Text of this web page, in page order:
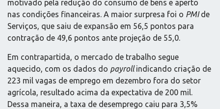
motivado pela redução do consumo de bens e aperto
nas condições financeiras. A maior surpresa foi o PMIde
Serviços, que saiu de expansão em 56,5 pontos para
contração de 49,6 pontos ante projeção de 55,0.
Em contrapartida, o mercado de trabalho segue
aquecido, com os dados do payrollindicando criação de
223 mil vagas de emprego em dezembro fora do setor
agrícola, resultado acima da expectativa de 200 mil.
Dessa maneira, a taxa de desemprego caiu para 3,5%